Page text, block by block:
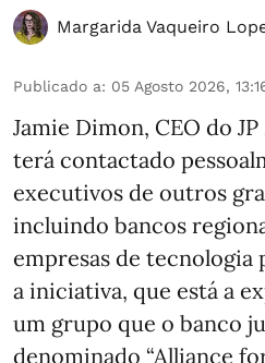
Margarida Vaqueiro
Publicado a: 05 Agosto 2026,
Jamie Dimon, CEO do
terá contactado
executivos de outros
incluindo bancos
empresas de tecnologia
a iniciativa, que está a
um grupo que o banco
denominado “Alliance